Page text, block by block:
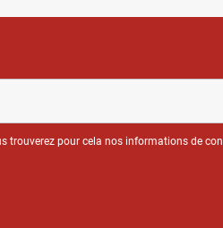
trouverez pour cela nos informations de